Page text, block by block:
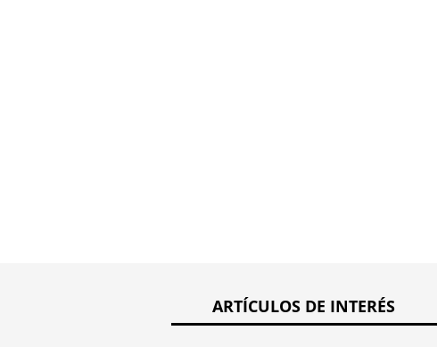
ARTÍCULOS DE INTERÉS